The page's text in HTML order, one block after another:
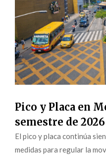
Pico y Placa en
semestre de 2026
El pico y placa continúa
medidas para regular la